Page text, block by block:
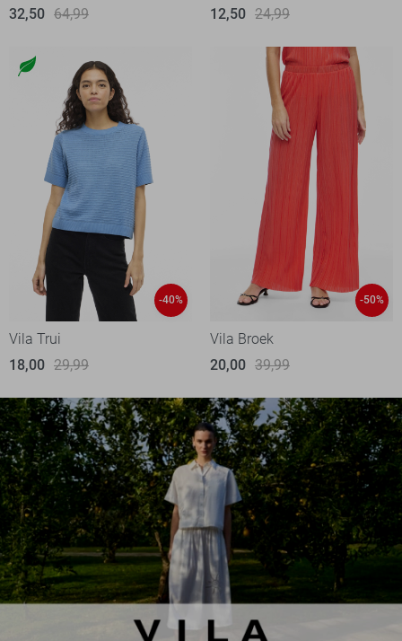
32,50 64,99
12,50 24,99
-40%
Vila Trui
18,00 29,99
-50%
Vila Broek
20,00 39,99